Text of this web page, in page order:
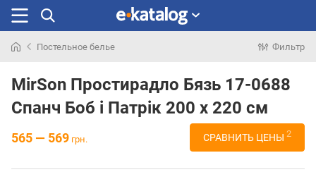
раньше
Постельное белье Фильтр
MirSon Простирадло Бязь 17-0688
Спанч Боб і Патрік 200 х 220 см
565 — 569 грн. СРАВНИТЬ ЦЕНЫ 2